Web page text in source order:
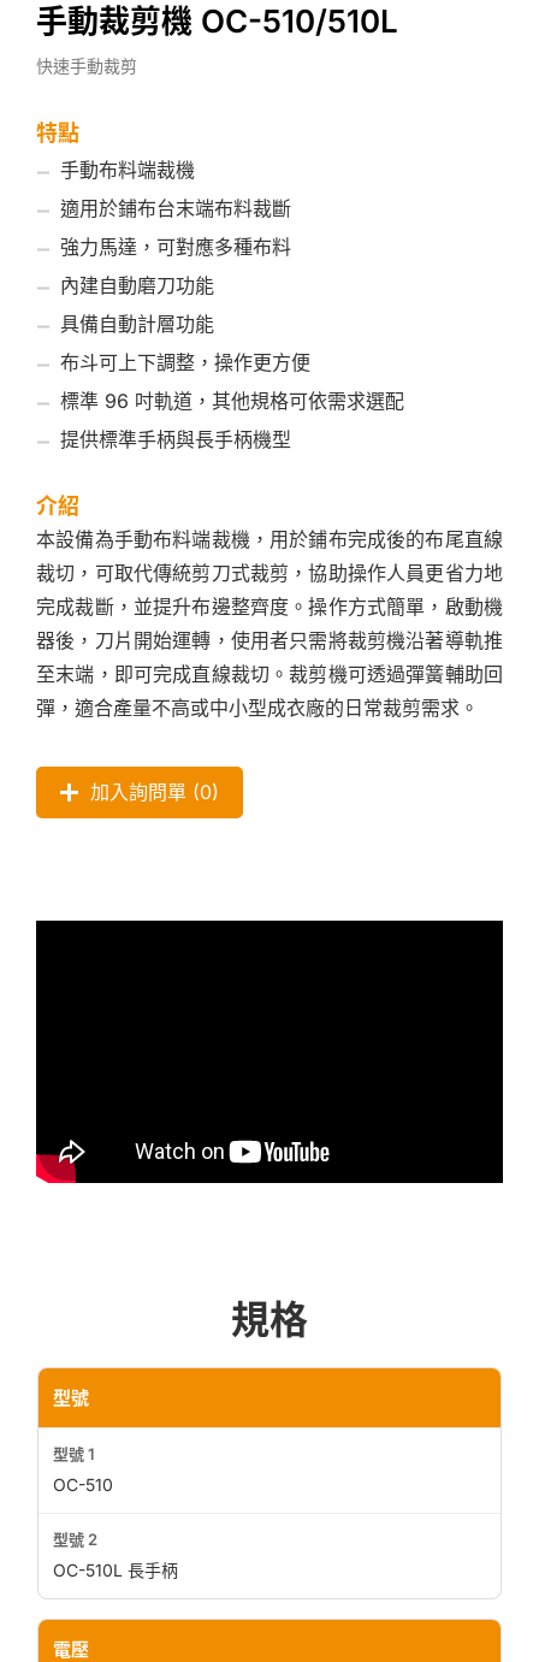
手動裁剪機 OC-510/510L
快速手動裁剪
特點
手動布料端裁機
適用於鋪布台末端布料裁斷
強力馬達，可對應多種布料
內建自動磨刀功能
具備自動計層功能
布斗可上下調整，操作更方便
標準 96 吋軌道，其他規格可依需求選配
提供標準手柄與長手柄機型
介紹
本設備為手動布料端裁機，用於鋪布完成後的布尾直線
裁切，可取代傳統剪刀式裁剪，協助操作人員更省力地
完成裁斷，並提升布邊整齊度。操作方式簡單，啟動機
器後，刀片開始運轉，使用者只需將裁剪機沿著導軌推
至末端，即可完成直線裁切。裁剪機可透過彈簧輔助回
彈，適合產量不高或中小型成衣廠的日常裁剪需求。
加入詢問單 (0)
規格
型號
OC-510
OC-510L 長手柄
電壓